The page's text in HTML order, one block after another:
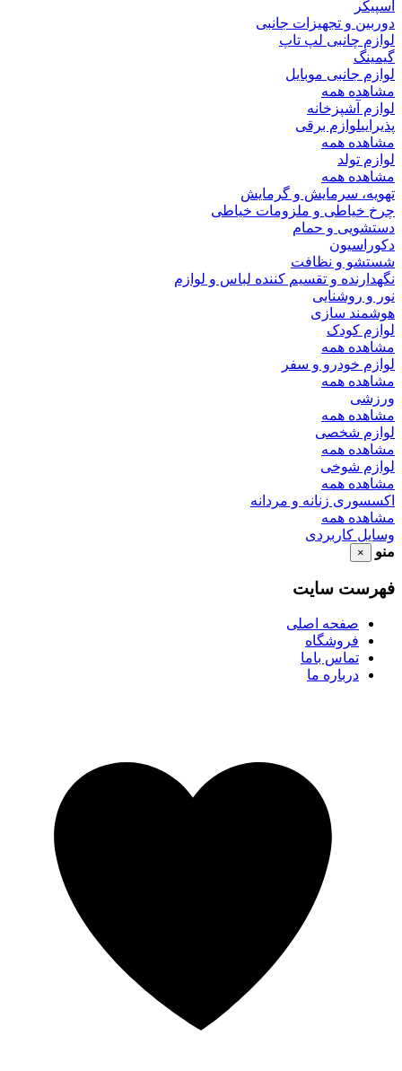
اسپیکر
دوربین و تجهیزات جانبی
لوازم چانبی لپ تاپ
گیمینگ
لوازم جانبی موبایل
مشاهده همه
لوازم آشپزخانه
پذیراییلوازم برقی
مشاهده همه
لوازم تولد
مشاهده همه
تهویه، سرمایش و گرمایش
چرخ خیاطی و ملزومات خیاطی
دستشویی و حمام
دکوراسیون
شستشو و نظافت
نگهدارنده و تقسیم کننده لباس و لوازم
نور و روشنایی
هوشمند سازی
لوازم کودک
مشاهده همه
لوازم خودرو و سفر
مشاهده همه
ورزشی
مشاهده همه
لوازم شخصی
مشاهده همه
لوازم شوخی
مشاهده همه
اکسسوری زنانه و مردانه
مشاهده همه
وسایل کاربردی
منو
×
فهرست سایت
صفحه اصلی
فروشگاه
تماس باما
درباره ما